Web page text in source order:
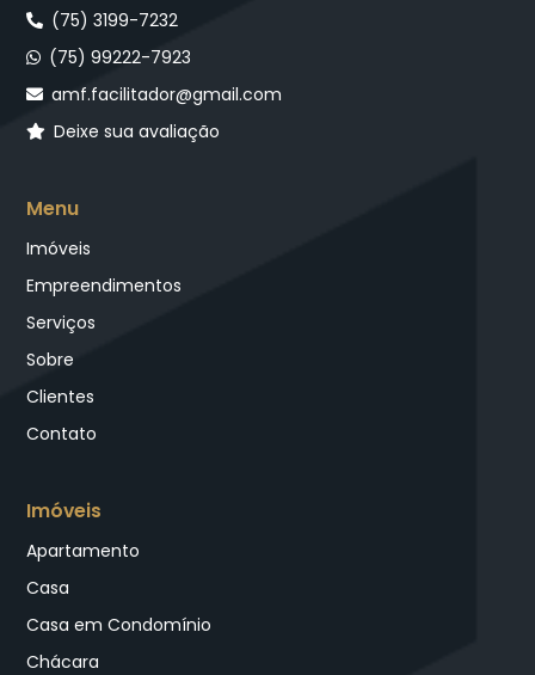
(75) 3199-7232
(75) 99222-7923
amf.facilitador@gmail.com
Deixe sua avaliação
Menu
Imóveis
Empreendimentos
Serviços
Sobre
Clientes
Contato
Imóveis
Apartamento
Casa
Casa em Condomínio
Chácara